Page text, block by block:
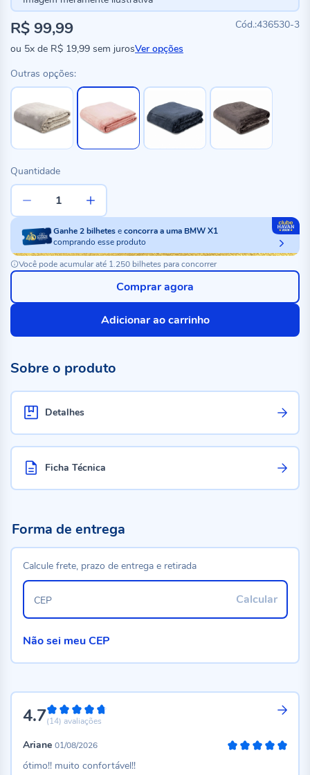
436530-3
R$ 99,99
ou 5x de R$ 19,99 sem jurosVer opções
Outras opções:
Quantidade
Ganhe2bilheteseconcorra a uma BMW X1
comprando esse produto
Você pode acumular até 1.250 bilhetes para concorrer
Adicionar ao carrinho
Comprar agora
Sobre o produto
Detalhes
Ficha Técnica
4.794%
(14) avaliações
Ariane 01/08/2026
ótimo!! muito confortável!!
Forma de entrega
Calcule frete, prazo de entrega e retirada
Calcular
CEP
Não sei meu CEP